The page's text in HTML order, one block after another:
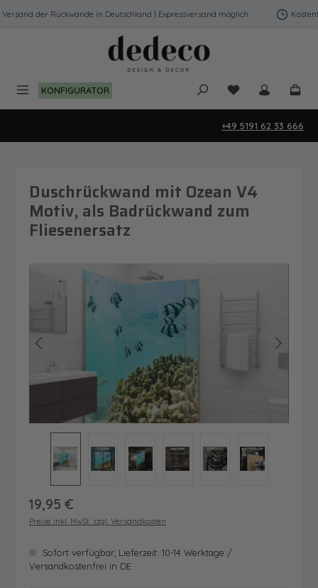
Zum Hauptinhalt springen
der Rückwände in Deutschland | Expressversand möglich
KONFIGURATOR Du hast 0
+49 5191 62 33 666
Duschrückwand mit Ozean V4
Motiv, als Badrückwand zum
Fliesenersatz
Bildergalerie überspringen
Regulärer Preis:
19,95 €
Preise inkl. MwSt. zzgl. Versandkosten
Sofort verfügbar, Lieferzeit: 10-14 Werktage /
Versandkostenfrei in DE